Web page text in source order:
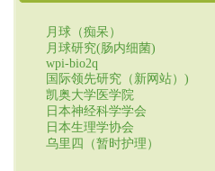
月球（痴呆）
月球研究(肠内细菌)
wpi-bio2q
国际领先研究（新网站）)
凯奥大学医学院
日本神经科学学会
日本生理学协会
乌里四（暂时护理）